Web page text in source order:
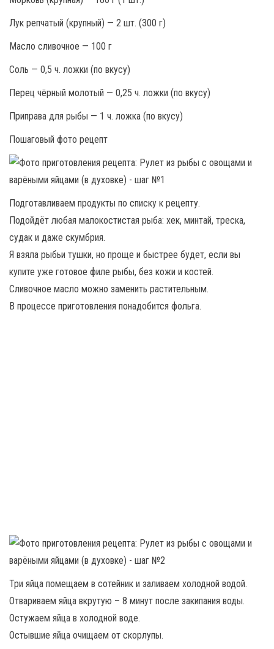
Лук репчатый (крупный) — 2 шт. (300 г)
Масло сливочное — 100 г
Соль — 0,5 ч. ложки (по вкусу)
Перец чёрный молотый — 0,25 ч. ложки (по вкусу)
Приправа для рыбы — 1 ч. ложка (по вкусу)
Пошаговый фото рецепт
Подготавливаем продукты по списку к рецепту.
Подойдёт любая малокостистая рыба: хек, минтай, треска,
судак и даже скумбрия.
Я взяла рыбьи тушки, но проще и быстрее будет, если вы
купите уже готовое филе рыбы, без кожи и костей.
Сливочное масло можно заменить растительным.
В процессе приготовления понадобится фольга.
Три яйца помещаем в сотейник и заливаем холодной водой.
Отвариваем яйца вкрутую – 8 минут после закипания воды.
Остужаем яйца в холодной воде.
Остывшие яйца очищаем от скорлупы.